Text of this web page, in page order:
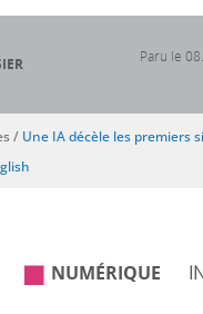
Paru le
/ Une IA décèle les premiers
NUMÉRIQUE